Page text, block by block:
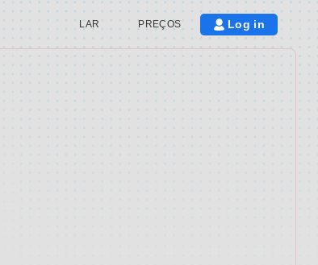
LAR PREÇOS Log in